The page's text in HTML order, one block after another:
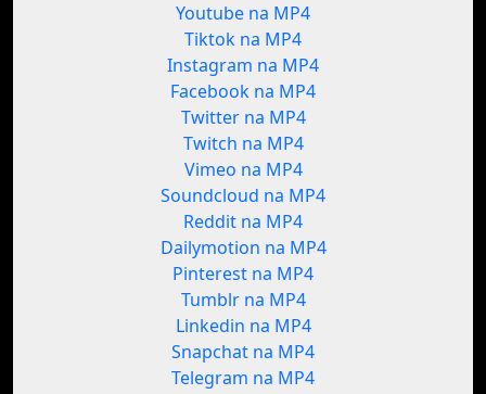
Youtube na MP4
Tiktok na MP4
Instagram na MP4
Facebook na MP4
Twitter na MP4
Twitch na MP4
Vimeo na MP4
Soundcloud na MP4
Reddit na MP4
Dailymotion na MP4
Pinterest na MP4
Tumblr na MP4
Linkedin na MP4
Snapchat na MP4
Telegram na MP4